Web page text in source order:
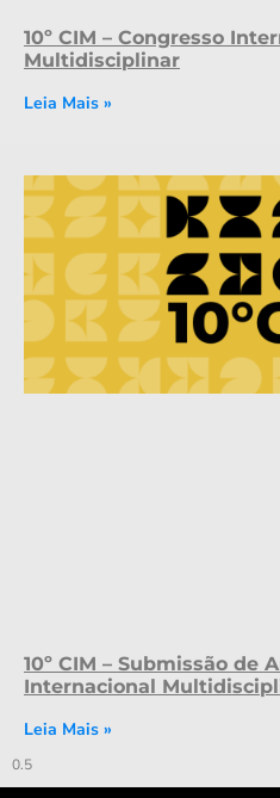
10º CIM – Congresso
Multidisciplinar
Leia Mais »
10º CIM – Submissão de
Internacional
Leia Mais »